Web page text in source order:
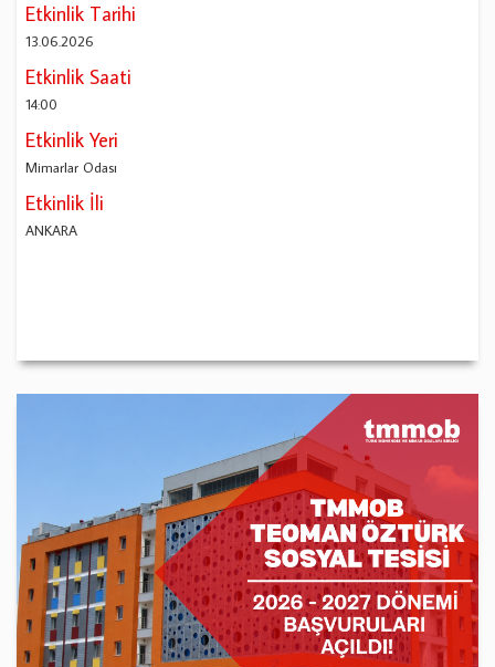
Etkinlik Tarihi
13.06.2026
Etkinlik Saati
14:00
Etkinlik Yeri
Mimarlar Odası
Etkinlik İli
ANKARA